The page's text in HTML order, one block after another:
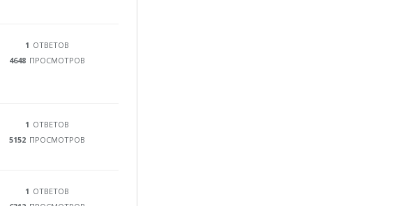
1 ОТВЕТОВ
4648 ПРОСМОТРОВ
1 ОТВЕТОВ
5152 ПРОСМОТРОВ
1 ОТВЕТОВ